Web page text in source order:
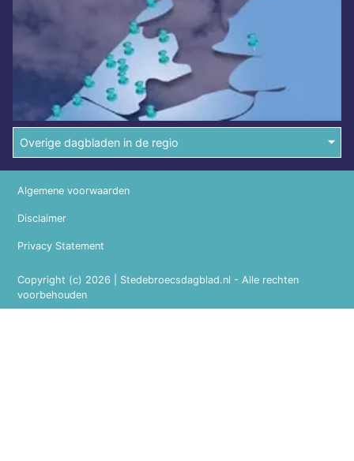
Overige dagbladen in de regio
Copyright (c) 2026 | Stedebroecsdagblad.nl - Alle rechten
voorbehouden
Algemene voorwaarden
Disclaimer
Privacy Statement